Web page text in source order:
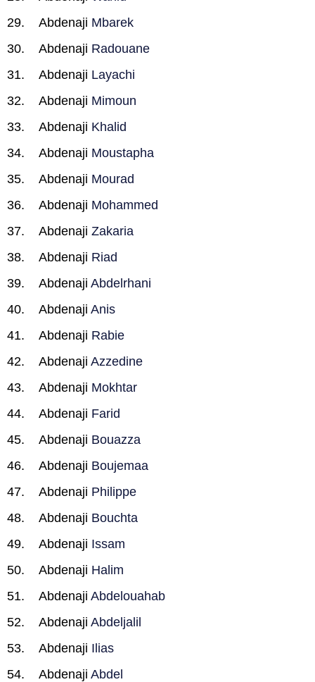
Abdenaji Mbarek
Abdenaji Radouane
Abdenaji Layachi
Abdenaji Mimoun
Abdenaji Khalid
Abdenaji Moustapha
Abdenaji Mourad
Abdenaji Mohammed
Abdenaji Zakaria
Abdenaji Riad
Abdenaji Abdelrhani
Abdenaji Anis
Abdenaji Rabie
Abdenaji Azzedine
Abdenaji Mokhtar
Abdenaji Farid
Abdenaji Bouazza
Abdenaji Boujemaa
Abdenaji Philippe
Abdenaji Bouchta
Abdenaji Issam
Abdenaji Halim
Abdenaji Abdelouahab
Abdenaji Abdeljalil
Abdenaji Ilias
Abdenaji Abdel